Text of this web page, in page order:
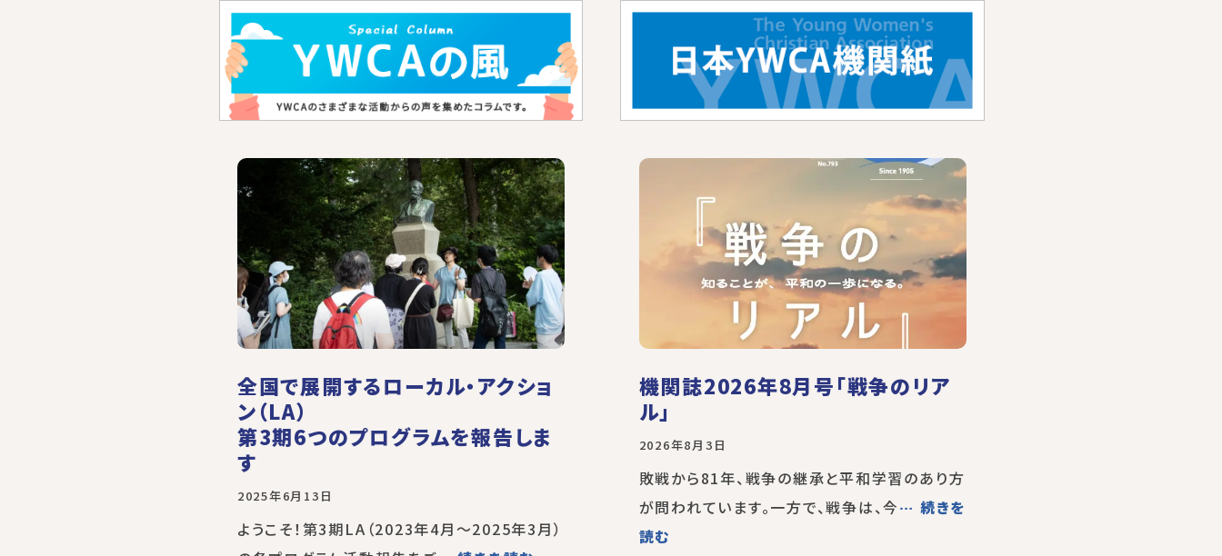
全国で展開するローカル・アクショ
ン（LA）
第3期6つのプログラムを報告しま
す
2025年6月13日
ようこそ！第3期LA（2023年4月～2025年3月）
機関誌2026年8月号「戦争のリア
ル」
2026年8月3日
敗戦から81年、戦争の継承と平和学習のあり方
が問われています。一方で、戦争は、今… 続きを
読む